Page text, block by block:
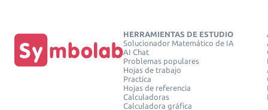
HERRAMIENTAS DE ESTUDIO
Solucionador Matemático de IA
AI Chat
Problemas populares
Hojas de trabajo
Practica
Hojas de referencia
Calculadoras
Calculadora gráfica